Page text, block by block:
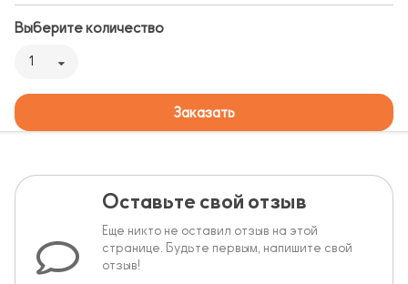
Выберите количество
1
Заказать
Оставьте свой отзыв
Еще никто не оставил отзыв на этой
странице. Будьте первым, напишите свой
отзыв!